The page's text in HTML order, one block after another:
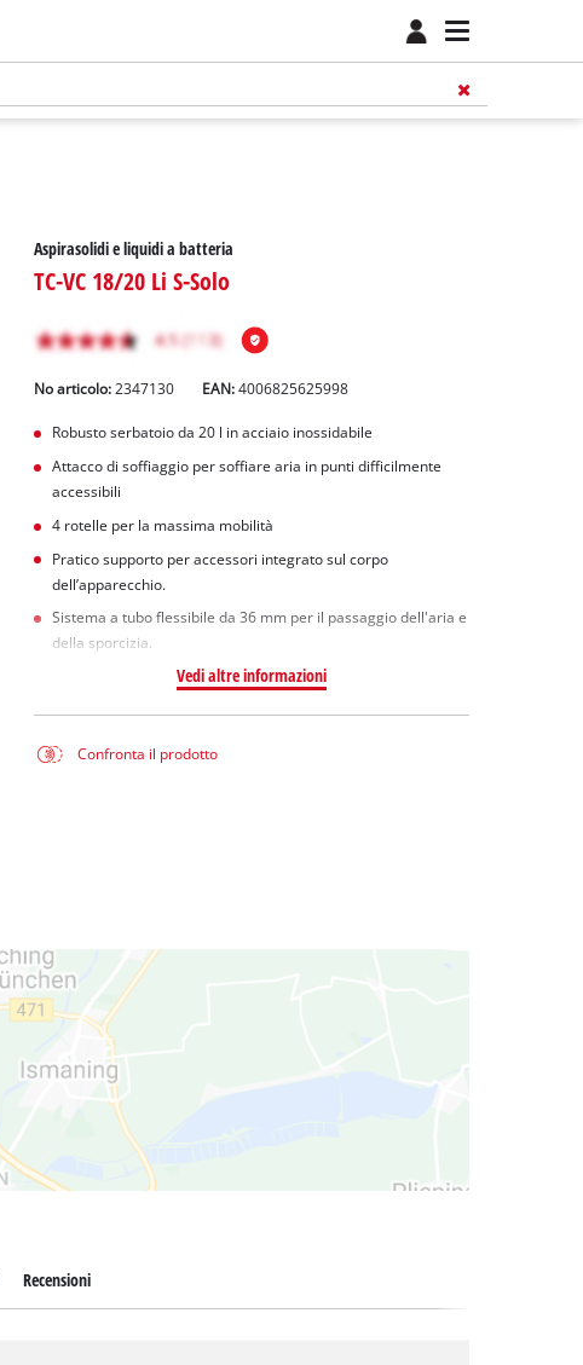
Aspirasolidi e liquidi a batteria
TC-VC 18/20 Li S-Solo
No articolo: 2347130 EAN:4006825625998
Robusto serbatoio da 20 l in acciaio inossidabile
Attacco di soffiaggio per soffiare aria in punti difficilmente
accessibili
4 rotelle per la massima mobilità
Pratico supporto per accessori integrato sul corpo
dell’apparecchio.
Sistema a tubo flessibile da 36 mm per il passaggio dell'aria e
della sporcizia.
Vedi altre informazioni
Confronta il prodotto
Recensioni